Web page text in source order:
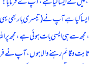
کیا ہے آپ نے (تیسری بار بھی
سے ہی ایسی بات ہوئی ہے، مجھ پر
و قائم رہنے والا ہوں، آپ نے